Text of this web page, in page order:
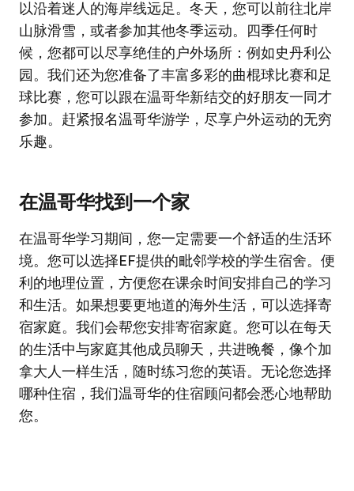
以沿着迷人的海岸线远足。冬天，您可以前往北岸
山脉滑雪，或者参加其他冬季运动。四季任何时
候，您都可以尽享绝佳的户外场所：例如史丹利公
园。我们还为您准备了丰富多彩的曲棍球比赛和足
球比赛，您可以跟在温哥华新结交的好朋友一同才
参加。赶紧报名温哥华游学，尽享户外运动的无穷
乐趣。
在温哥华找到一个家
在温哥华学习期间，您一定需要一个舒适的生活环
境。您可以选择EF提供的毗邻学校的学生宿舍。便
利的地理位置，方便您在课余时间安排自己的学习
和生活。如果想要更地道的海外生活，可以选择寄
宿家庭。我们会帮您安排寄宿家庭。您可以在每天
的生活中与家庭其他成员聊天，共进晚餐，像个加
拿大人一样生活，随时练习您的英语。无论您选择
哪种住宿，我们温哥华的住宿顾问都会悉心地帮助
您。